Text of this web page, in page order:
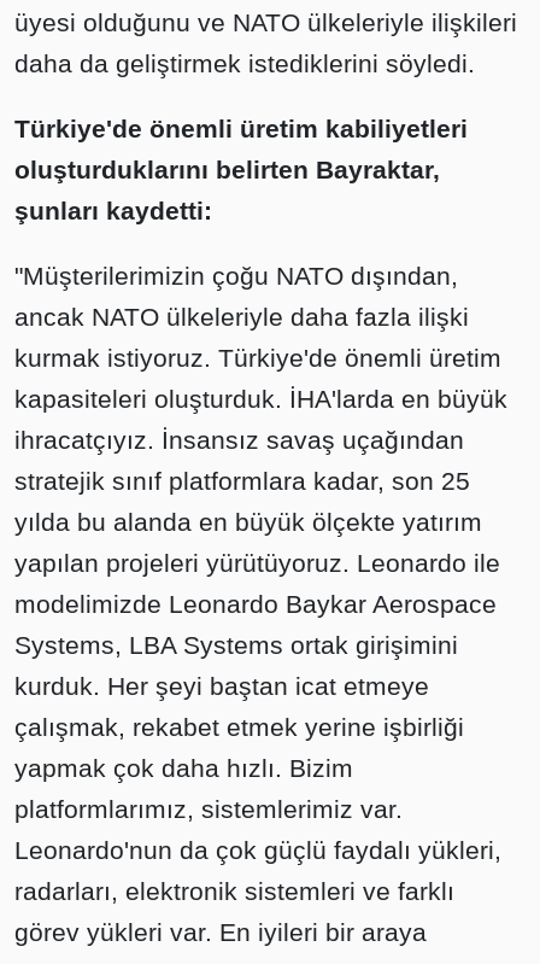
üyesi olduğunu ve NATO ülkeleriyle ilişkileri
daha da geliştirmek istediklerini söyledi.
Türkiye'de önemli üretim kabiliyetleri
oluşturduklarını belirten Bayraktar,
şunları kaydetti:
"Müşterilerimizin çoğu NATO dışından,
ancak NATO ülkeleriyle daha fazla ilişki
kurmak istiyoruz. Türkiye'de önemli üretim
kapasiteleri oluşturduk. İHA'larda en büyük
ihracatçıyız. İnsansız savaş uçağından
stratejik sınıf platformlara kadar, son 25
yılda bu alanda en büyük ölçekte yatırım
yapılan projeleri yürütüyoruz. Leonardo ile
modelimizde Leonardo Baykar Aerospace
Systems, LBA Systems ortak girişimini
kurduk. Her şeyi baştan icat etmeye
çalışmak, rekabet etmek yerine işbirliği
yapmak çok daha hızlı. Bizim
platformlarımız, sistemlerimiz var.
Leonardo'nun da çok güçlü faydalı yükleri,
radarları, elektronik sistemleri ve farklı
görev yükleri var. En iyileri bir araya